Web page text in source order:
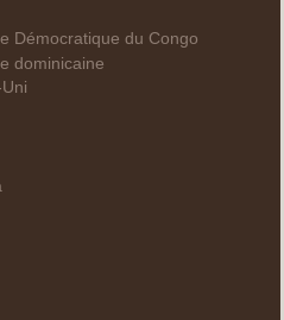
Démocratique du Congo
dominicaine